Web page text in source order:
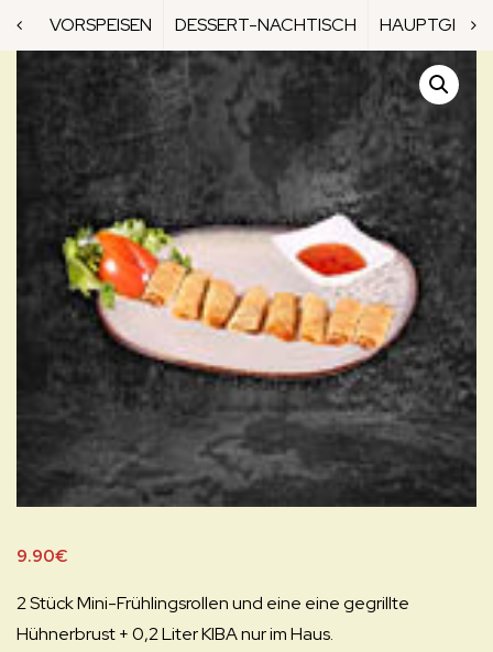
VORSPEISEN DESSERT-NACHTISCH
70. MINI-FRÜHLINGSROLLEN INKL. KIBA
9.90€
2 Stück Mini-Frühlingsrollen und eine eine gegrillte
Hühnerbrust + 0,2 Liter KIBA nur im Haus.